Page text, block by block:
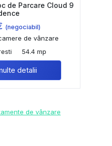
de Parcare Cloud 9
(negociabil)
de vânzare
54.4 mp
detalii
de vânzare